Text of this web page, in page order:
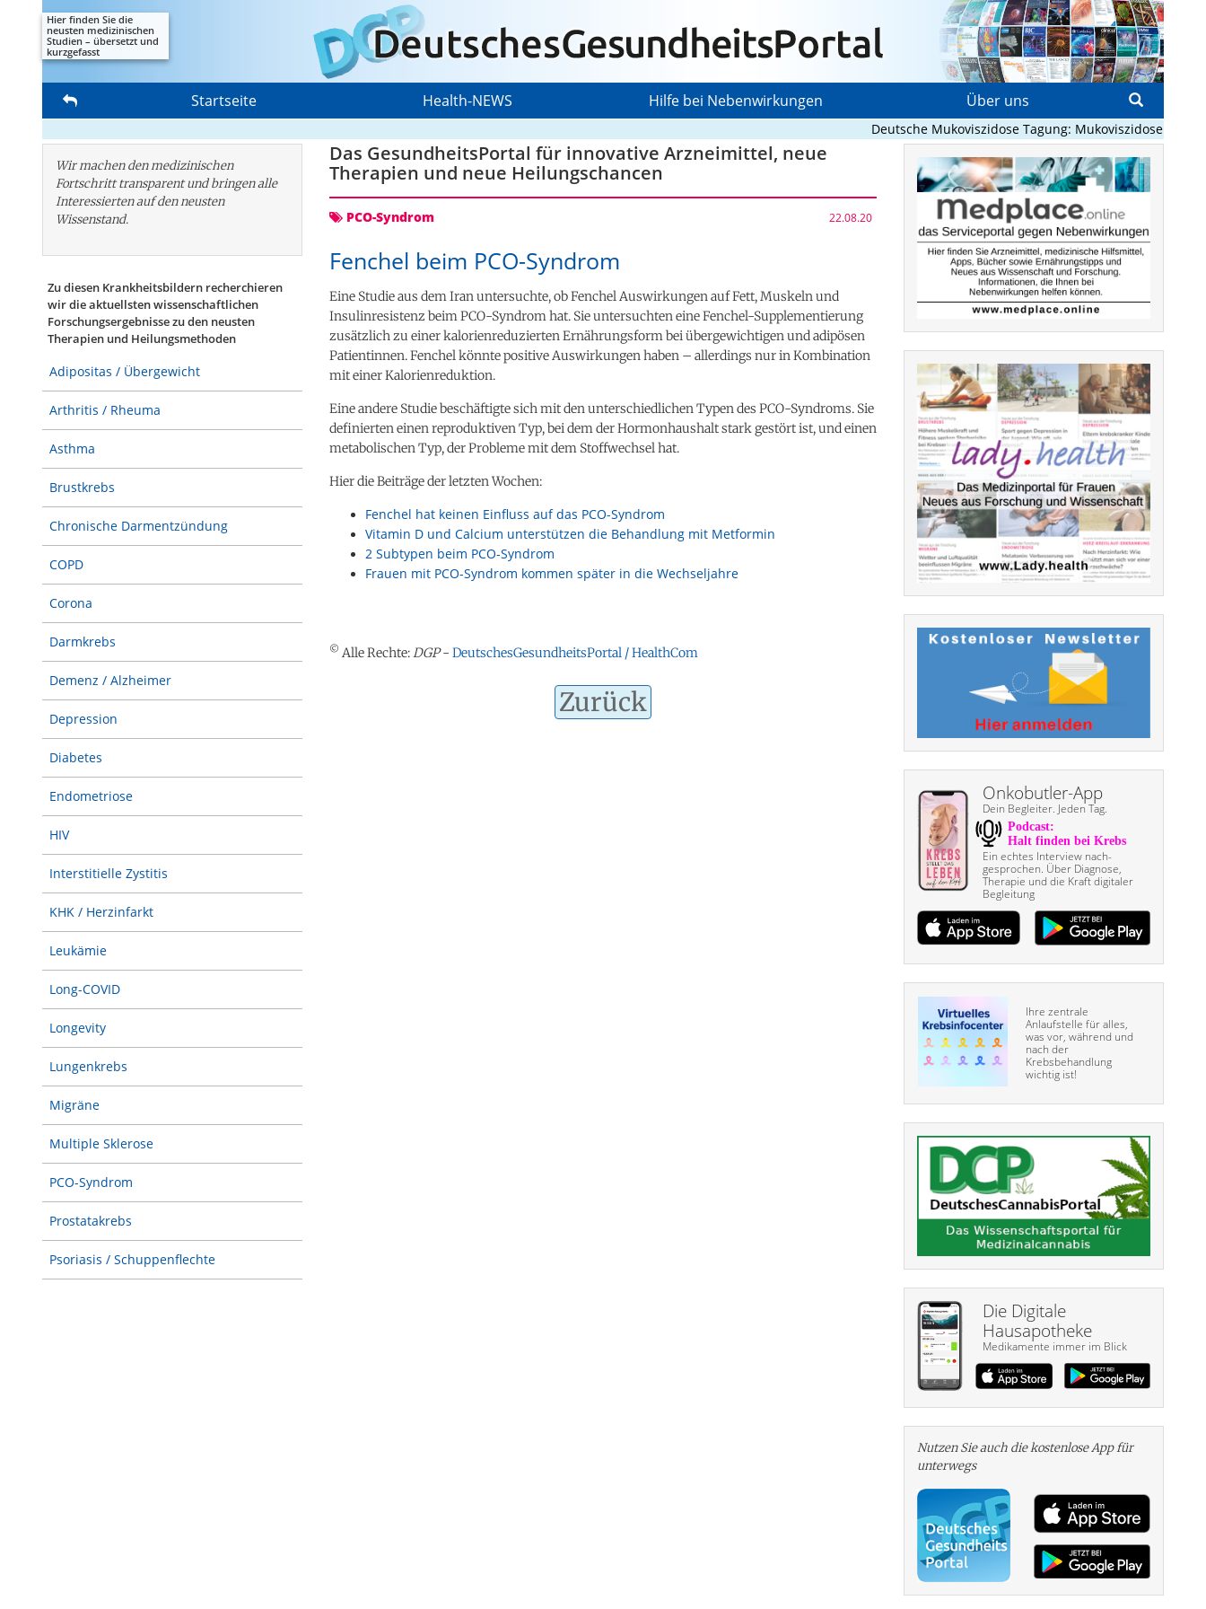
Hier finden Sie die
neusten medizinischen
Studien – übersetzt und
kurzgefasst
Startseite Health-NEWS Hilfe bei Nebenwirkungen Über uns
Deutsche Mukoviszidose Tagung: Mukoviszidose neu
Wir machen den medizinischen
Fortschritt transparent und bringen alle
Interessierten auf den neusten
Wissenstand.
Zu diesen Krankheitsbildern recherchieren
wir die aktuellsten wissenschaftlichen
Forschungs­ergebnisse zu den neusten
Therapien und Heilungsmethoden
Adipositas / Übergewicht
Arthritis / Rheuma
Asthma
Brustkrebs
Chronische Darmentzündung
COPD
Corona
Darmkrebs
Demenz / Alzheimer
Depression
Diabetes
Endometriose
HIV
Interstitielle Zystitis
KHK / Herzinfarkt
Leukämie
Long-COVID
Longevity
Lungenkrebs
Migräne
Multiple Sklerose
PCO-Syndrom
Prostatakrebs
Psoriasis / Schuppenflechte
Das GesundheitsPortal für innovative Arzneimittel, neue
Therapien und neue Heilungschancen
22.08.20
PCO-Syndrom
Fenchel beim PCO-Syndrom
Eine Studie aus dem Iran untersuchte, ob Fenchel Auswirkungen auf Fett, Muskeln und
Insulinresistenz beim PCO-Syndrom hat. Sie untersuchten eine Fenchel-Supplementierung
zusätzlich zu einer kalorienreduzierten Ernährungsform bei übergewichtigen und adipösen
Patientinnen. Fenchel könnte positive Auswirkungen haben – allerdings nur in Kombination
mit einer Kalorienreduktion.
Eine andere Studie beschäftigte sich mit den unterschiedlichen Typen des PCO-Syndroms. Sie
definierten einen reproduktiven Typ, bei dem der Hormonhaushalt stark gestört ist, und einen
metabolischen Typ, der Probleme mit dem Stoffwechsel hat.
Hier die Beiträge der letzten Wochen:
Fenchel hat keinen Einfluss auf das PCO-Syndrom
Vitamin D und Calcium unterstützen die Behandlung mit Metformin
2 Subtypen beim PCO-Syndrom
Frauen mit PCO-Syndrom kommen später in die Wechseljahre
© Alle Rechte:DGP- DeutschesGesundheitsPortal / HealthCom
Zurück
Onkobutler-App
Dein Begleiter. Jeden Tag.
Ein echtes Interview nach­
gesprochen. Über Diagnose,
Therapie und die Kraft digitaler
Begleitung
Ihre zentrale
Anlaufstelle für alles,
was vor, während und
nach der
Krebsbehandlung
wichtig ist!
Die Digitale
Hausapotheke
Medikamente immer im Blick
Nutzen Sie auch die kosten­lose App für
unterwegs